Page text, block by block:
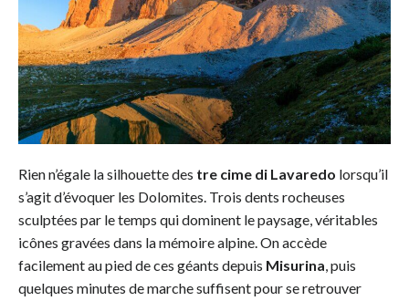
Rien n’égale la silhouette des tre cime di Lavaredo lorsqu’il
s’agit d’évoquer les Dolomites. Trois dents rocheuses
sculptées par le temps qui dominent le paysage, véritables
icônes gravées dans la mémoire alpine. On accède
facilement au pied de ces géants depuis Misurina, puis
quelques minutes de marche suffisent pour se retrouver